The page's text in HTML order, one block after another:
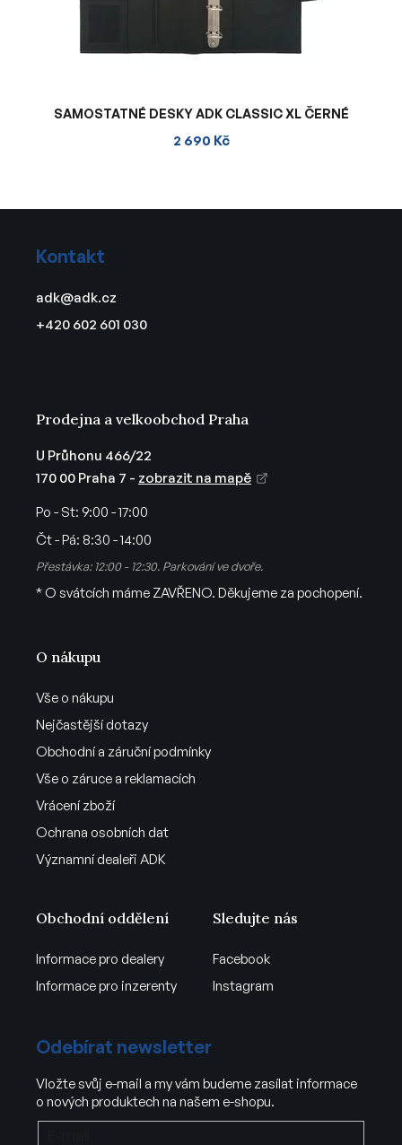
SAMOSTATNÉ DESKY ADK CLASSIC XL ČERNÉ
2 690 Kč
Kontakt
adk@adk.cz
+420 602 601 030
O nákupu
Vše o nákupu
Nejčastější dotazy
Obchodní a záruční podmínky
Vše o záruce a reklamacích
Vrácení zboží
Ochrana osobních dat
Významní dealeři ADK
Prodejna a velkoobchod Praha
U Průhonu 466/22
170 00 Praha 7 - zobrazit na mapě
Po - St: 9:00 - 17:00
Čt - Pá: 8:30 - 14:00
Přestávka: 12:00 - 12:30. Parkování ve dvoře.
* O svátcích máme ZAVŘENO. Děkujeme za pochopení.
Obchodní oddělení
Informace pro dealery
Informace pro inzerenty
Sledujte nás
Facebook
Instagram
Odebírat newsletter
Vložte svůj e-mail a my vám budeme zasílat informace
o nových produktech na našem e-shopu.